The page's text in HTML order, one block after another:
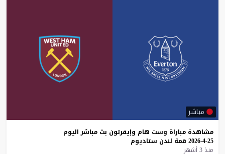
مباشر
مشاهدة مباراة وست هام وإيفرتون بث مباشر اليوم
25-4-2026
قمة لندن ستاديوم
منذ 3 أشهر